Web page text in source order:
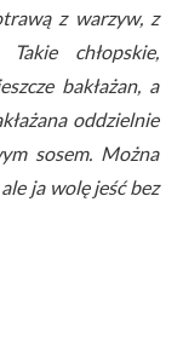
z warzyw, z
chłopskie,
bakłażan, a
oddzielnie
sosem. Można
ja wolę jeść bez